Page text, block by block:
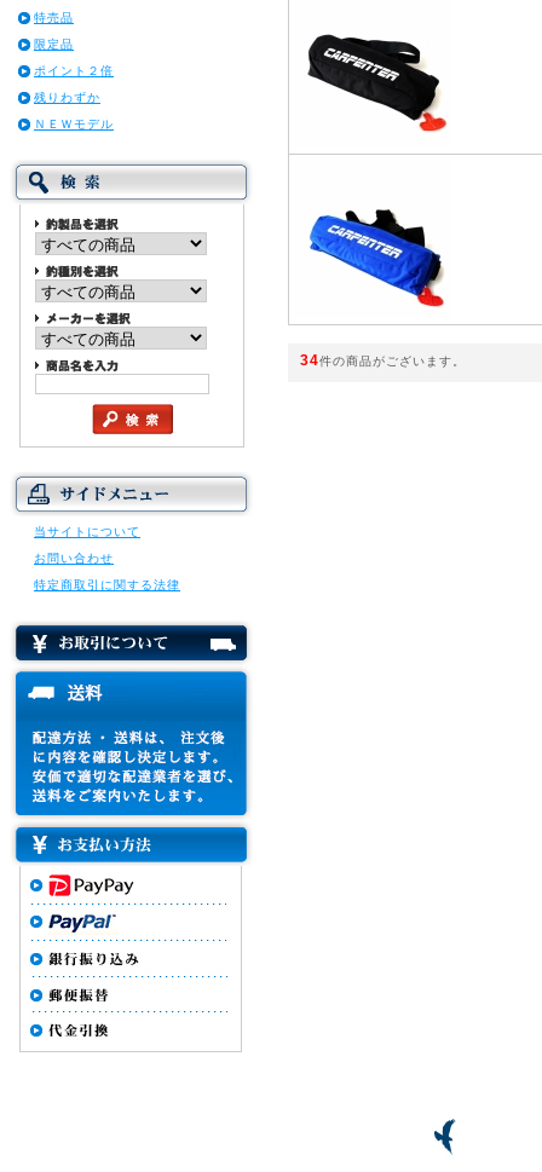
特売品
限定品
ポイント２倍
残りわずか
ＮＥＷモデル
当サイトについて
お問い合わせ
特定商取引に関する法律
34件の商品がございます。